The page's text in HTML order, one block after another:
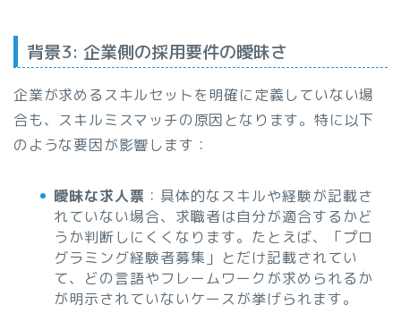
背景3: 企業側の採用要件の曖昧さ
企業が求めるスキルセットを明確に定義していない場
合も、スキルミスマッチの原因となります。特に以下
のような要因が影響します：
曖昧な求人票 ：具体的なスキルや経験が記載さ
れていない場合、求職者は自分が適合するかど
うか判断しにくくなります。たとえば、「プロ
グラミング経験者募集」とだけ記載されてい
て、どの言語やフレームワークが求められるか
が明示されていないケースが挙げられます。